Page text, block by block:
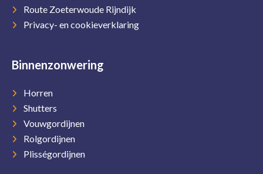
Route Zoeterwoude Rijndijk
Privacy- en cookieverklaring
Binnenzonwering
Horren
Shutters
Vouwgordijnen
Rolgordijnen
Plisségordijnen